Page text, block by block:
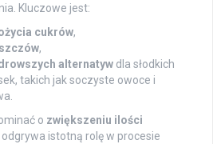
Kluczowe jest:
cukrów,
,
alternatyw dla słodkich
takich jak soczyste owoce i
o zwiększeniu ilości
istotną rolę w procesie